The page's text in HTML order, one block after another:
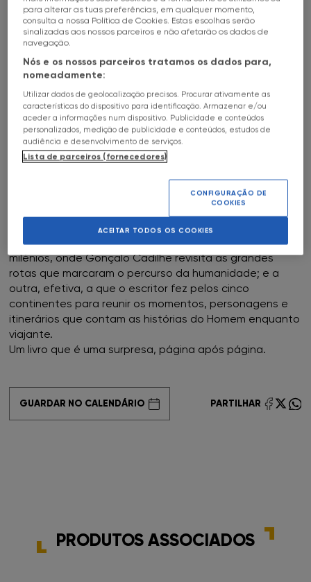
HALL OF FAME
SOBREFNAC Alfragide
FNAC AlgarveShopping
FNAC Almada
FNAC Amoreiras
FNAC Braga
FNAC Castelo Branco
FNAC Chiado
FNAC Coimbra
FNAC Colombo
07Mayc18h30
GONÇALO CADILHE
FNAC NORTESHOPPING
APRESENTAÇÃO DO LIVRO "MAIS ALÉM"
Gonçalo Cadilhe regressa à FNAC para apresentar o
seu mais recente livro, um tão aguardado regresso aos
Nesta obra, escrita num tom literário, mas sem nunca
perder a precisão dos destinos ou evitar as
encruzilhadas que aparecem no caminho, confluem,
afinal, duas viagens. Uma temporal, através dos
milénios, onde Gonçalo Cadilhe revisita as grandes
rotas que marcaram o percurso da humanidade; e a
outra, efetiva, a que o escritor fez pelos cinco
continentes para reunir os momentos, personagens e
itinerários que contam as histórias do Homem enquanto
viajante.
Um livro que é uma surpresa, página após página.
GUARDAR NO CALENDÁRIO PARTILHAR
PRODUTOS ASSOCIADOS
para alterar as tuas preferências, em qualquer momento,
consulta a nossa Política de Cookies. Estas escolhas serão
sinalizadas aos nossos parceiros e não afetarão os dados de
navegação.
Nós e os nossos parceiros tratamos os dados para,
nomeadamente:
Utilizar dados de geolocalização precisos. Procurar ativamente as
características do dispositivo para identificação. Armazenar e/ou
aceder a informações num dispositivo. Publicidade e conteúdos
personalizados, medição de publicidade e conteúdos, estudos de
audiência e desenvolvimento de serviços.
Lista de parceiros (fornecedores)
CONFIGURAÇÃO DE
COOKIES
ACEITAR TODOS OS COOKIES